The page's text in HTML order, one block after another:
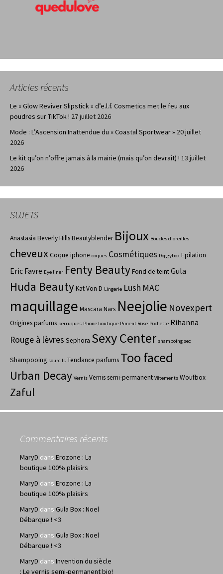
Articles récents
Le « Glow Reviver Slipstick » d’e.l.f. Cosmetics met le feu aux
poudres sur TikTok ! 27 juillet 2026
Mode : L’Ascension Inattendue du « Coastal Sportwear » 20 juillet
2026
Le kit qu’on n’offre jamais à la mairie (mais qu’on devrait) ! 13 juillet
2026
SUJETS
Anastasia Beverly HillsBeautyblender Bijoux Boucles d'oreilles
cheveuxCoque iphone coques Cosmétiques Doggybox Epilation
Eric Favre Eye liner Fenty BeautyFond de teintGula
Huda BeautyKat Von D Lingerie Lush MAC
maquillage Mascara Nars Neejolie Novexpert
Origines parfums perruques Phone boutique Piment Rose Pochette Rihanna
Rouge à lèvres Sephora Sexy Center shampoing sec
Shampooing sourcils Tendance parfums Too faced
Urban Decay Vernis Vernis semi-permanent Vêtements Woufbox
Zaful
Commentaires récents
MaryD dans Erozone : La
boutique 100% plaisirs
MaryD dans Erozone : La
boutique 100% plaisirs
MaryD dans Gula Box : Noel
Débarque ! <3
MaryD dans Gula Box : Noel
Débarque ! <3
MaryD dans Invention du siècle
: Le vernis semi-permanent bio!